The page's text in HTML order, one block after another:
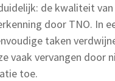
de kwaliteit
door TNO. In
taken
vaak vervangen door
toe.